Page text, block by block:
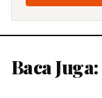
Baca Juga: